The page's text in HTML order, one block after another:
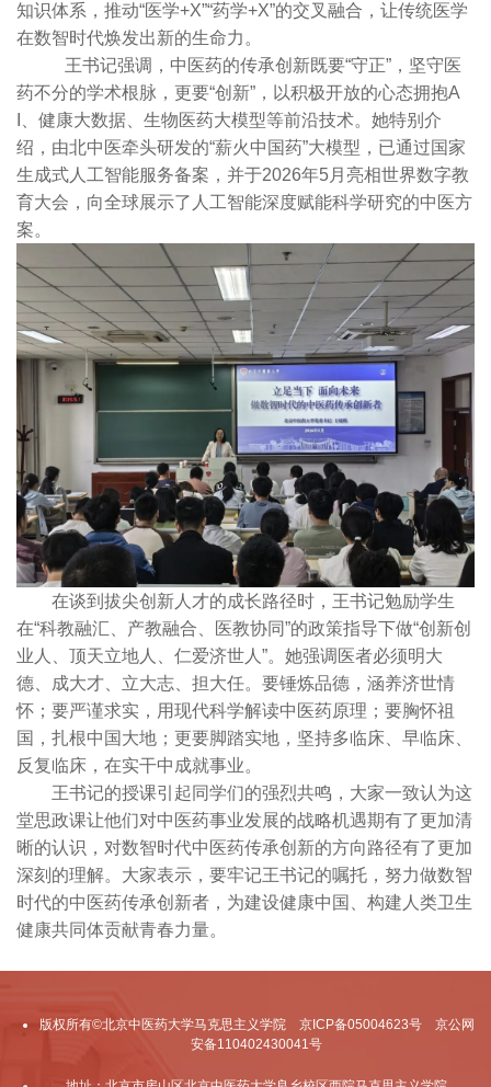
知识体系，推动“医学+X”“药学+X”的交叉融合，让传统医学
在数智时代焕发出新的生命力。
王书记强调，中医药的传承创新既要“守正”，坚守医
药不分的学术根脉，更要“创新”，以积极开放的心态拥抱A
I、健康大数据、生物医药大模型等前沿技术。她特别介
绍，由北中医牵头研发的“薪火中国药”大模型，已通过国家
生成式人工智能服务备案，并于2026年5月亮相世界数字教
育大会，向全球展示了人工智能深度赋能科学研究的中医方
案。
在谈到拔尖创新人才的成长路径时，王书记勉励学生
在“科教融汇、产教融合、医教协同”的政策指导下做“创新创
业人、顶天立地人、仁爱济世人”。她强调医者必须明大
德、成大才、立大志、担大任。要锤炼品德，涵养济世情
怀；要严谨求实，用现代科学解读中医药原理；要胸怀祖
国，扎根中国大地；更要脚踏实地，坚持多临床、早临床、
反复临床，在实干中成就事业。
王书记的授课引起同学们的强烈共鸣，大家一致认为这
堂思政课让他们对中医药事业发展的战略机遇期有了更加清
晰的认识，对数智时代中医药传承创新的方向路径有了更加
深刻的理解。大家表示，要牢记王书记的嘱托，努力做数智
时代的中医药传承创新者，为建设健康中国、构建人类卫生
健康共同体贡献青春力量。
版权所有©北京中医药大学马克思主义学院 京ICP备05004623号 京公网
安备110402430041号